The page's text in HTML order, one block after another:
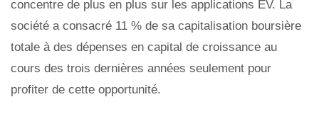
concentre de plus en plus sur les applications EV. La
société a consacré 11 % de sa capitalisation boursière
totale à des dépenses en capital de croissance au
cours des trois dernières années seulement pour
profiter de cette opportunité.